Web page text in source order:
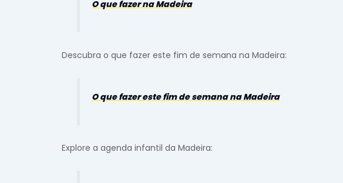
O que fazer na Madeira
Descubra o que fazer este fim de semana na Madeira:
O que fazer este fim de semana na Madeira
Explore a agenda infantil da Madeira: